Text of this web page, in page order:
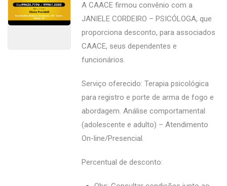
A CAACE firmou convênio com a
JANIELE CORDEIRO – PSICÓLOGA, que
proporciona desconto, para associados
CAACE, seus dependentes e
funcionários.
Serviço oferecido: Terapia psicológica
para registro e porte de arma de fogo e
abordagem. Análise comportamental
(adolescente e adulto) – Atendimento
On-line/Presencial.
Percentual de desconto: